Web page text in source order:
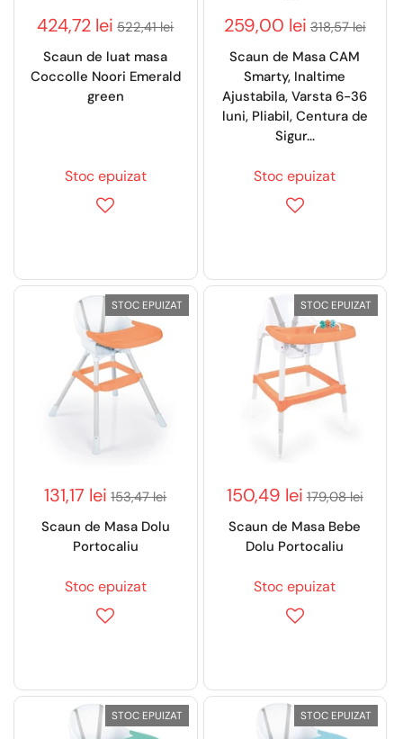
424,72 lei 522,41 lei
Scaun de luat masa
Coccolle Noori Emerald
green
Stoc epuizat
259,00 lei 318,57 lei
Scaun de Masa CAM
Smarty, Inaltime
Ajustabila, Varsta 6-36
luni, Pliabil, Centura de
Sigur...
Stoc epuizat
131,17 lei 153,47 lei
Scaun de Masa Dolu
Portocaliu
Stoc epuizat
STOC EPUIZAT
150,49 lei 179,08 lei
Scaun de Masa Bebe
Dolu Portocaliu
Stoc epuizat
STOC EPUIZAT
STOC EPUIZAT STOC EPUIZAT